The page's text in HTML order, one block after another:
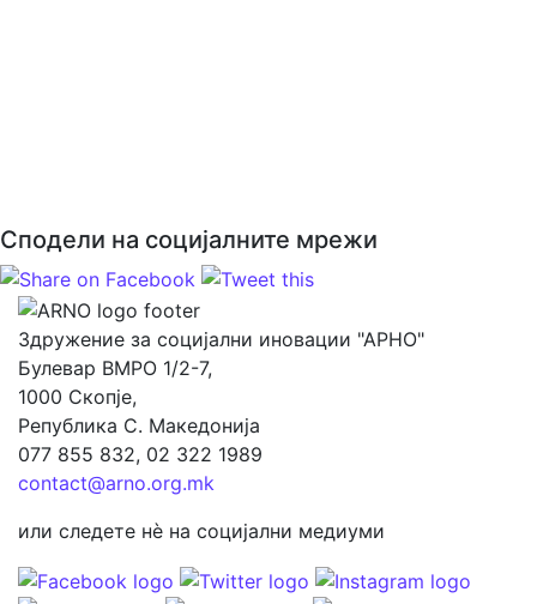
Сподели на социјалните мрежи
Здружение за социјални иновации "АРНО"
Булевар ВМРО 1/2-7,
1000 Скопје,
Република С. Македонија
077 855 832, 02 322 1989
contact@arno.org.mk
или следете нѐ на социјални медиуми